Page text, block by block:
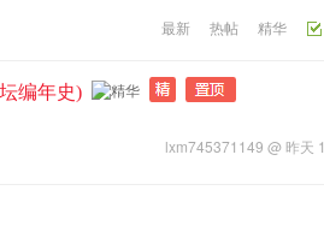
最新 热帖 精华
编年史)
lxm745371149 @昨天